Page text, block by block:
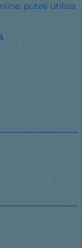
puteți utiliza